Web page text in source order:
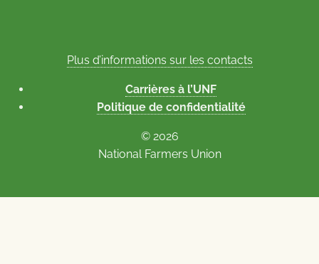
Plus d’informations sur les contacts
Carrières à l’UNF
Politique de confidentialité
© 2026
National Farmers Union